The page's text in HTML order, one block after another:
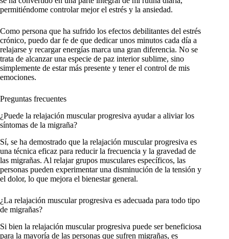
permitiéndome controlar mejor el estrés y la ansiedad.
Como persona que ha sufrido los efectos debilitantes del estrés
crónico, puedo dar fe de que dedicar unos minutos cada día a
relajarse y recargar energías marca una gran diferencia. No se
trata de alcanzar una especie de paz interior sublime, sino
simplemente de estar más presente y tener el control de mis
emociones.
Preguntas frecuentes
¿Puede la relajación muscular progresiva ayudar a aliviar los
síntomas de la migraña?
Sí, se ha demostrado que la relajación muscular progresiva es
una técnica eficaz para reducir la frecuencia y la gravedad de
las migrañas. Al relajar grupos musculares específicos, las
personas pueden experimentar una disminución de la tensión y
el dolor, lo que mejora el bienestar general.
¿La relajación muscular progresiva es adecuada para todo tipo
de migrañas?
Si bien la relajación muscular progresiva puede ser beneficiosa
para la mayoría de las personas que sufren migrañas, es